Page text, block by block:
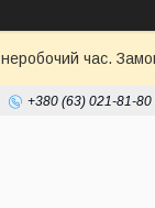
неробочий час.
+380 (63) 021-81-80